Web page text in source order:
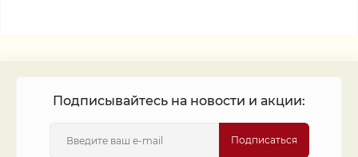
Подписывайтесь на новости и акции:
Подписаться